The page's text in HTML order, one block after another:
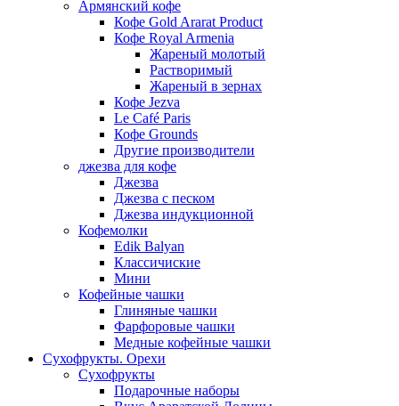
Армянский кофе
Кофе Gold Ararat Product
Кофе Royal Armenia
Жареный молотый
Растворимый
Жареный в зернах
Кофе Jezva
Le Café Paris
Кофе Grounds
Другие производители
джезва для кофе
Джезва
Джезва с песком
Джезва индукционной
Кофемолки
Edik Balyan
Классичиские
Мини
Кофейные чашки
Глиняные чашки
Фарфоровые чашки
Медные кофейные чашки
Сухофрукты. Орехи
Сухофрукты
Подарочные наборы